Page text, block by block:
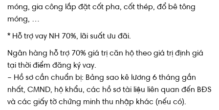
móng, gia công lắp đặt cốt pha, cốt thép, đổ bê tông
móng, …
* Hỗ trợ vay NH 70%, lãi suất ưu đãi.
Ngân hàng hỗ trợ 70% giá trị căn hộ theo giá trị định giá
tại thời điểm đăng ký vay.
– Hồ sơ cần chuẩn bị: Bảng sao kê lương 6 tháng gần
nhất, CMND, hộ khẩu, các hồ sơ tài liệu liên quan đến BĐS
và các giấy tờ chứng minh thu nhập khác (nếu có).